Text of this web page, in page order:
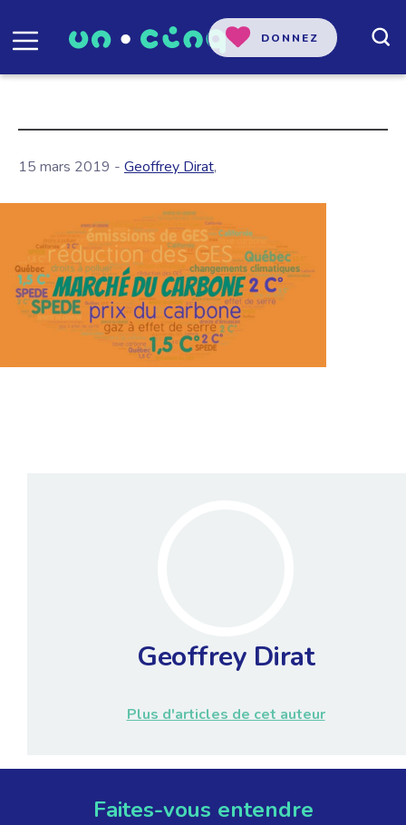
DONNEZ
15 mars 2019 - Geoffrey Dirat,
Geoffrey Dirat
Plus d'articles de cet auteur
Faites-vous entendre